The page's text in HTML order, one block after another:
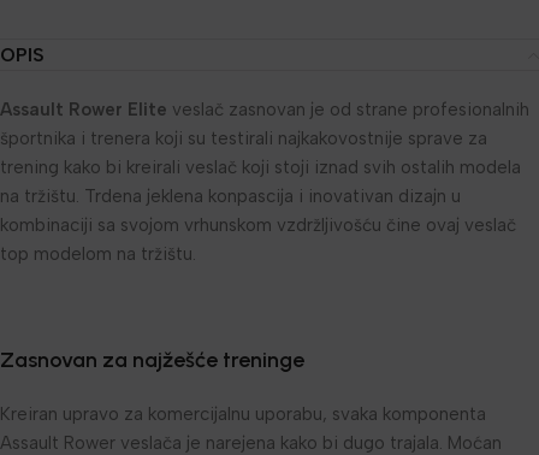
OPIS
Assault Rower Elite veslač zasnovan je od strane profesionalnih
športnika i trenera koji su testirali najkakovostnije sprave za
trening kako bi kreirali veslač koji stoji iznad svih ostalih modela
na tržištu. Trdena jeklena konpascija i inovativan dizajn u
kombinaciji sa svojom vrhunskom vzdržljivošću čine ovaj veslač
top modelom na tržištu.
Zasnovan za najžešće treninge
Kreiran upravo za komercijalnu uporabu, svaka komponenta
Assault Rower veslača je narejena kako bi dugo trajala. Moćan